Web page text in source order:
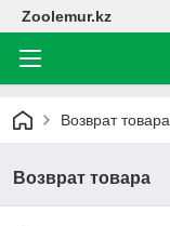
Zoolemur.kz
Возврат товара
Возврат товара